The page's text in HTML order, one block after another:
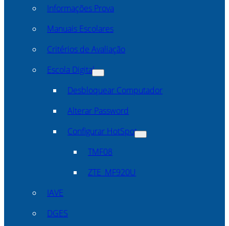
Informações Prova
Manuais Escolares
Critérios de Avaliação
Escola Digital
Desbloquear Computador
Alterar Password
Configurar HotSpot
TMF08
ZTE_MF920U
IAVE
DGES